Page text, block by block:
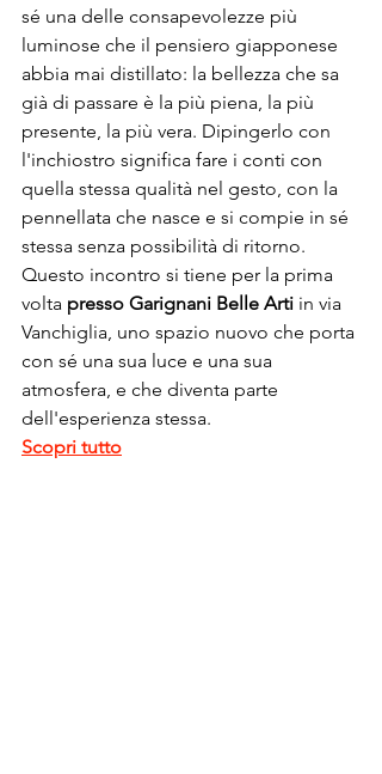
sé una delle consapevolezze più
luminose che il pensiero giapponese
abbia mai distillato: la bellezza che sa
già di passare è la più piena, la più
presente, la più vera. Dipingerlo con
l'inchiostro significa fare i conti con
quella stessa qualità nel gesto, con la
pennellata che nasce e si compie in sé
stessa senza possibilità di ritorno.
Questo incontro si tiene per la prima
volta presso Garignani Belle Arti in via
Vanchiglia, uno spazio nuovo che porta
con sé una sua luce e una sua
atmosfera, e che diventa parte
dell'esperienza stessa.
Scopri tutto